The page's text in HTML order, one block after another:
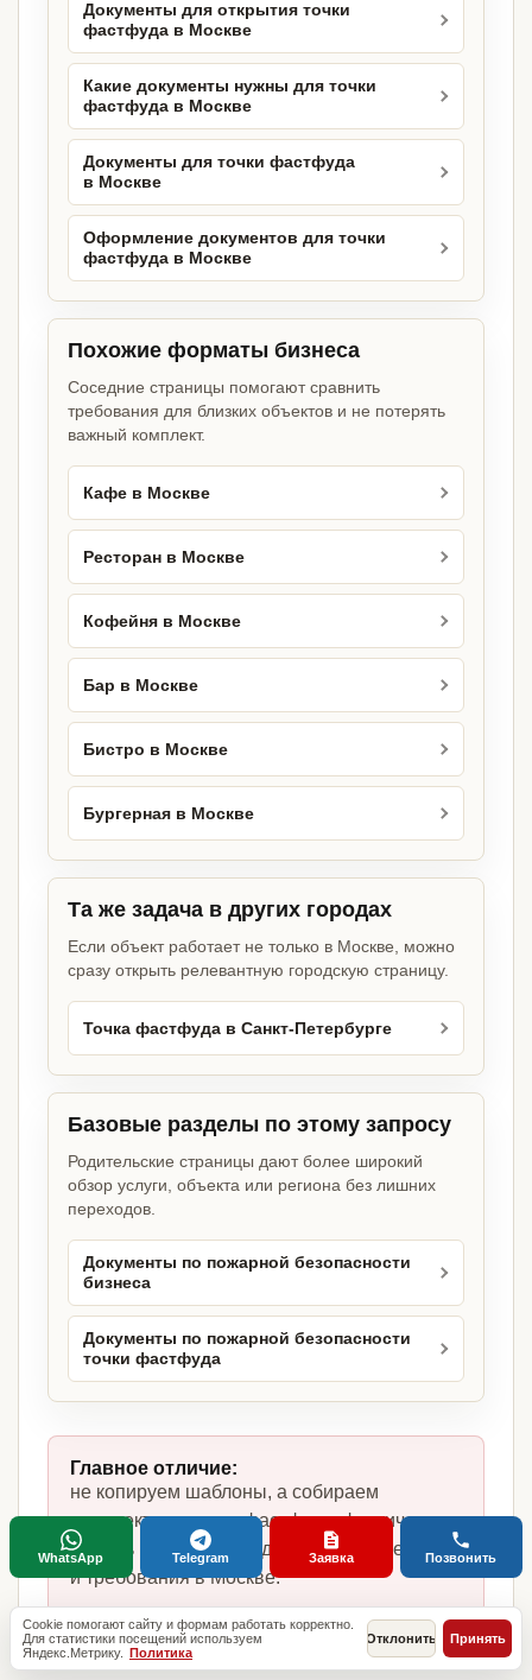
Документы для открытия точки
фастфуда в Москве
Какие документы нужны для точки
фастфуда в Москве
Документы для точки фастфуда
в Москве
Оформление документов для точки
фастфуда в Москве
Похожие форматы бизнеса
Соседние страницы помогают сравнить
требования для близких объектов и не потерять
важный комплект.
Кафе в Москве
Ресторан в Москве
Кофейня в Москве
Бар в Москве
Бистро в Москве
Бургерная в Москве
Та же задача в других городах
Если объект работает не только в Москве, можно
сразу открыть релевантную городскую страницу.
Точка фастфуда в Санкт-Петербурге
Базовые разделы по этому запросу
Родительские страницы дают более широкий
обзор услуги, объекта или региона без лишних
переходов.
Документы по пожарной безопасности
бизнеса
Документы по пожарной безопасности
точки фастфуда
Главное отличие:
не копируем шаблоны, а собираем
комплект под точку фастфуда, фактическую
модель работы, сотрудников, помещение
и требования в Москве.
Cookie помогают сайту и формам работать корректно.
Для статистики посещений используем
Яндекс.Метрику. Политика
Отклонить Принять
WhatsApp Telegram Заявка Позвонить